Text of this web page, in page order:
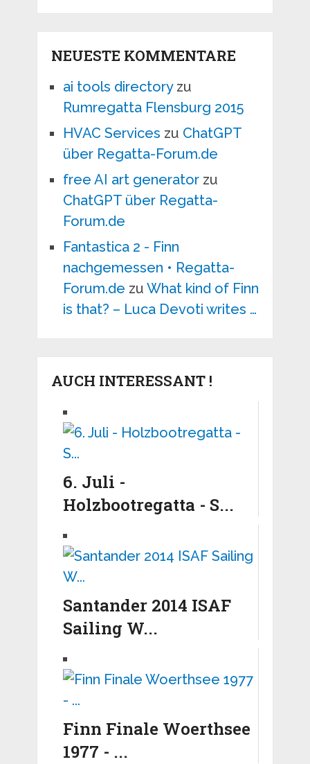
NEUESTE KOMMENTARE
ai tools directoryzu
Rumregatta Flensburg 2015
HVAC Services zu ChatGPT
über Regatta-Forum.de
free AI art generatorzu
ChatGPT über Regatta-
Forum.de
Fantastica 2 - Finn
nachgemessen • Regatta-
Forum.de zu What kind of Finn
is that? – Luca Devoti writes …
AUCH INTERESSANT !
6. Juli -
Holzbootregatta - S...
Santander 2014 ISAF
Sailing W...
Finn Finale Woerthsee
1977 - ...